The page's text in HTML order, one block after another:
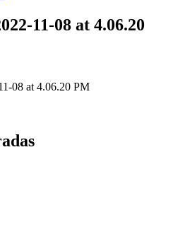
11-08 at 4.06.20
08 at 4.06.20 PM